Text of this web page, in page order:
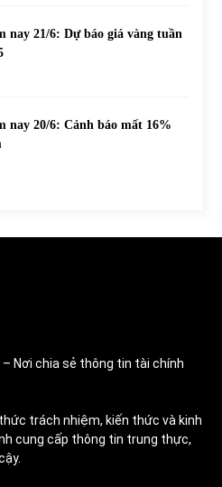
nay 21/6: Dự báo giá vàng tuần
nay 20/6: Cảnh báo mất 16%
– Nơi chia sẻ thông tin tài chính
trách nhiệm, kiến thức và kinh
cung cấp thông tin trung thực,